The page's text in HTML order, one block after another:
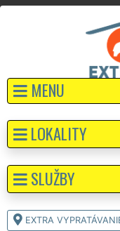
MENU
EXTRA
LOKALITY
SLUŽBY